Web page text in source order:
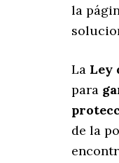
la
La Ley
para
de la